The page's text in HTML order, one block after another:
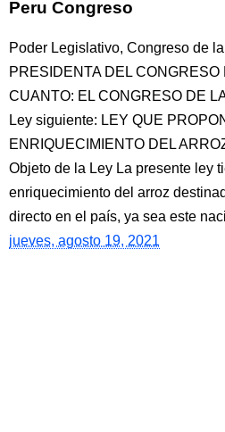
Peru Congreso
Poder Legislativo, Congreso de
PRESIDENTA DEL
CUANTO: EL CONGRESO DE
Ley siguiente: LEY QUE
ENRIQUECIMIENTO DEL
Objeto de la Ley La presente ley
enriquecimiento del arroz
directo en el país, ya sea este
jueves, agosto 19, 2021